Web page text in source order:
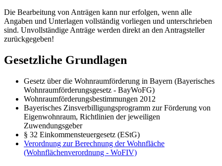
Die Bearbeitung von Anträgen kann nur erfolgen, wenn alle
Angaben und Unterlagen vollständig vorliegen und unterschrieben
sind. Unvollständige Anträge werden direkt an den Antragsteller
zurückgegeben!
Gesetzliche Grundlagen
Gesetz über die Wohnraumförderung in Bayern (Bayerisches
Wohnraumförderungsgesetz - BayWoFG)
Wohnraumförderungsbestimmungen 2012
Bayerisches Zinsverbilligungsprogramm zur Förderung von
Eigenwohnraum, Richtlinien der jeweiligen
Zuwendungsgeber
§ 32 Einkommensteuergesetz (EStG)
Verordnung zur Berechnung der Wohnfläche
(Wohnflächenverordnung - WoFIV)